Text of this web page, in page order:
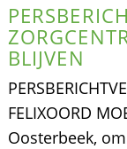
BLIJVEN
FELIXOORD
Oosterbeek,